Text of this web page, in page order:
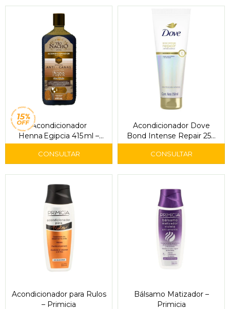
Acondicionador
Henna Egipcia 415 ml –
Tío Nacho Anti‑Canas
Acondicionador Dove
Bond Intense Repair 250
ml
Acondicionador para Rulos
– Primicia
Bálsamo Matizador –
Primicia